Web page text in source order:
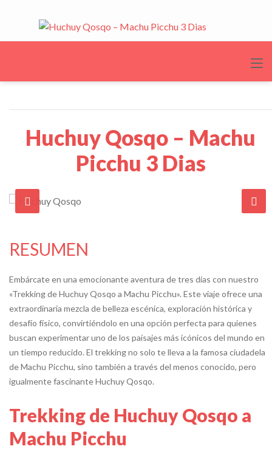
Huchuy Qosqo – Machu
Picchu 3 Dias
RESUMEN
Embárcate en una emocionante aventura de tres días con nuestro
«Trekking de Huchuy Qosqo a Machu Picchu». Este viaje ofrece una
extraordinaria mezcla de belleza escénica, exploración histórica y
desafío físico, convirtiéndolo en una opción perfecta para quienes
buscan experimentar uno de los paisajes más icónicos del mundo en
un tiempo reducido. El trekking no solo te lleva a la famosa ciudadela
de Machu Picchu, sino también a través del menos conocido, pero
igualmente fascinante Huchuy Qosqo.
Trekking de Huchuy Qosqo a
Machu Picchu